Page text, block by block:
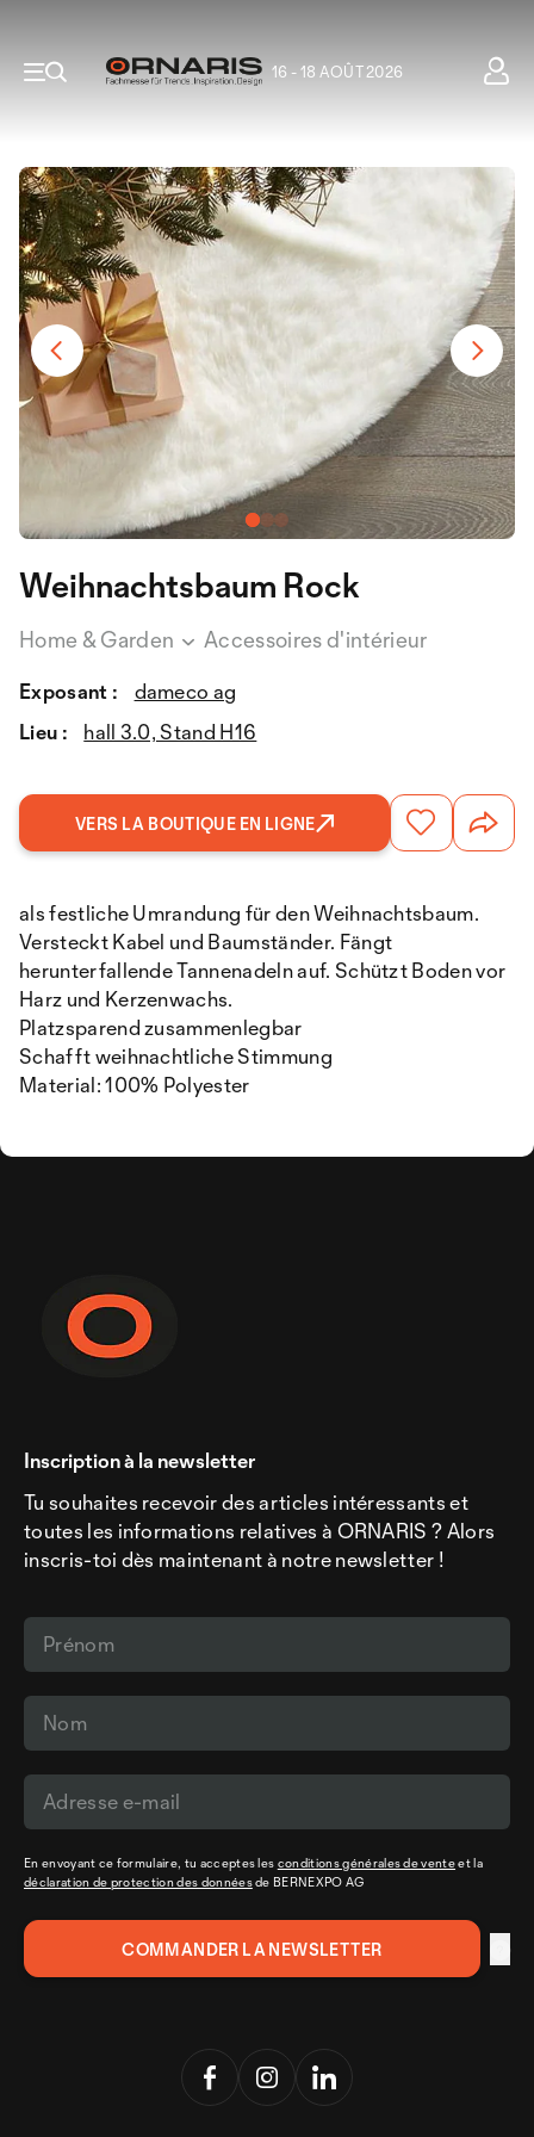
16 - 18 AOÛT 2026
Weihnachtsbaum Rock
Home & Garden Accessoires d'intérieur
Exposant :
dameco ag
Lieu :
hall 3.0, Stand H16
VERS LA BOUTIQUE EN LIGNE
als festliche Umrandung für den Weihnachtsbaum.
Versteckt Kabel und Baumständer. Fängt
herunterfallende Tannenadeln auf. Schützt Boden vor
Harz und Kerzenwachs.
Platzsparend zusammenlegbar
Schafft weihnachtliche Stimmung
Material: 100% Polyester
Inscription à la newsletter
Tu souhaites recevoir des articles intéressants et
toutes les informations relatives à ORNARIS ? Alors
inscris-toi dès maintenant à notre newsletter !
En envoyant ce formulaire, tu acceptes les conditions générales de venteet la
déclaration de protection des donnéesde BERNEXPO AG